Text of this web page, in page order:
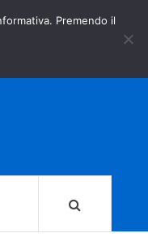
DELL’INTERNO
Premendo il